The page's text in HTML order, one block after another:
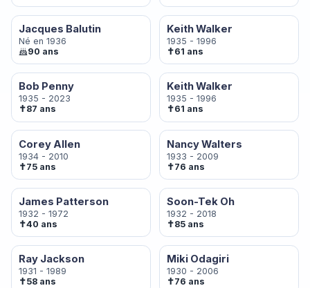
Jacques Balutin
Né en 1936
90 ans
Keith Walker
1935 - 1996
✝61 ans
Bob Penny
1935 - 2023
✝87 ans
Keith Walker
1935 - 1996
✝61 ans
Corey Allen
1934 - 2010
✝75 ans
Nancy Walters
1933 - 2009
✝76 ans
James Patterson
1932 - 1972
✝40 ans
Soon-Tek Oh
1932 - 2018
✝85 ans
Ray Jackson
1931 - 1989
✝58 ans
Miki Odagiri
1930 - 2006
✝76 ans